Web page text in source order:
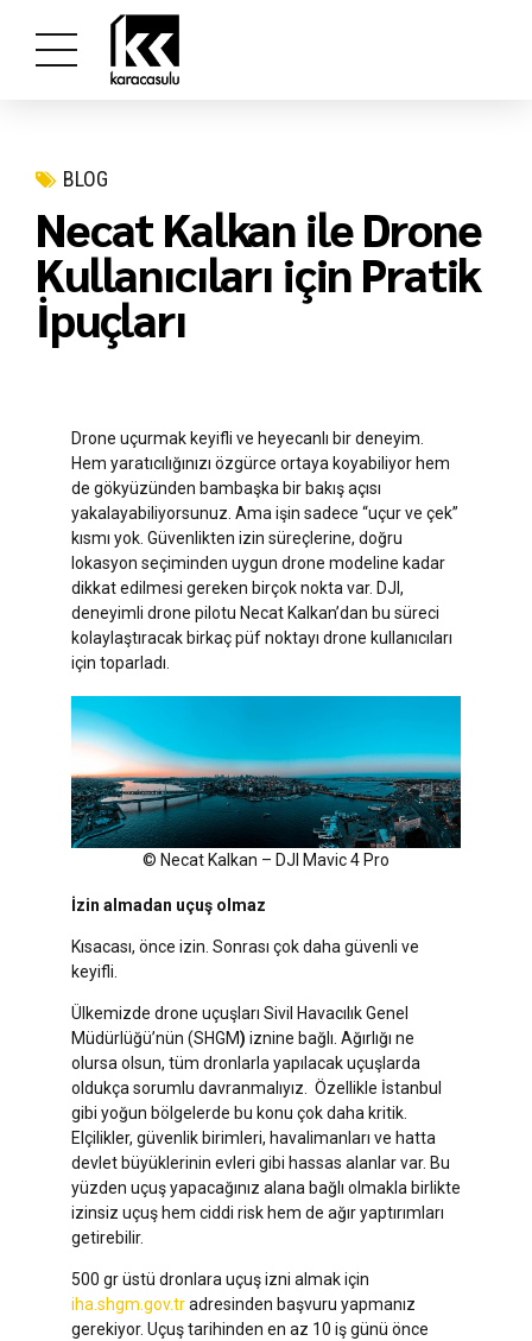
BLOG
Necat Kalkan ile Drone
Kullanıcıları için Pratik
İpuçları
Drone uçurmak keyifli ve heyecanlı bir deneyim.
Hem yaratıcılığınızı özgürce ortaya koyabiliyor hem
de gökyüzünden bambaşka bir bakış açısı
yakalayabiliyorsunuz. Ama işin sadece “uçur ve çek”
kısmı yok. Güvenlikten izin süreçlerine, doğru
lokasyon seçiminden uygun drone modeline kadar
dikkat edilmesi gereken birçok nokta var. DJI,
deneyimli drone pilotu Necat Kalkan’dan bu süreci
kolaylaştıracak birkaç püf noktayı drone kullanıcıları
için toparladı.
© Necat Kalkan – DJI Mavic 4 Pro
İzin almadan uçuş olmaz
Kısacası, önce izin. Sonrası çok daha güvenli ve
keyifli.
Ülkemizde drone uçuşları Sivil Havacılık Genel
Müdürlüğü’nün (SHGM) iznine bağlı. Ağırlığı ne
olursa olsun, tüm dronlarla yapılacak uçuşlarda
oldukça sorumlu davranmalıyız. Özellikle İstanbul
gibi yoğun bölgelerde bu konu çok daha kritik.
Elçilikler, güvenlik birimleri, havalimanları ve hatta
devlet büyüklerinin evleri gibi hassas alanlar var. Bu
yüzden uçuş yapacağınız alana bağlı olmakla birlikte
izinsiz uçuş hem ciddi risk hem de ağır yaptırımları
getirebilir.
500 gr üstü dronlara uçuş izni almak için
iha.shgm.gov.tradresinden başvuru yapmanız
gerekiyor. Uçuş tarihinden en az 10 iş günü önce